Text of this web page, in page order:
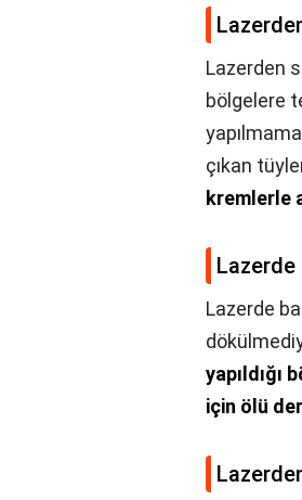
Lazerden
bölgelere
çıkan
kremlerle
Lazerde
Lazerde
yapıldığı
için ölü